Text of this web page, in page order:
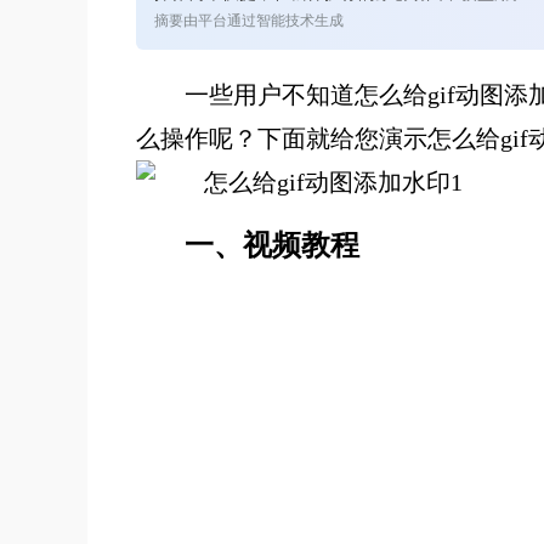
摘要由平台通过智能技术生成
一些用户不知道怎么给gif动图添
么操作呢？下面就给您演示怎么给gif
一、视频教程